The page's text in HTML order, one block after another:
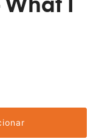
I